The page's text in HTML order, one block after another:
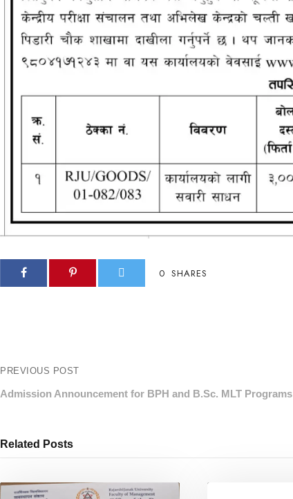
0 SHARES
PREVIOUS POST
Admission Announcement for BPH and B.Sc. MLT Programs
Related Posts